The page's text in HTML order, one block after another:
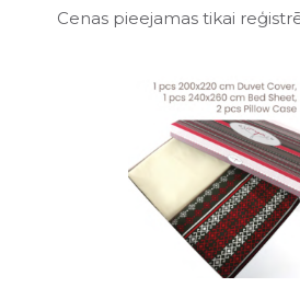
Cenas pieejamas tikai